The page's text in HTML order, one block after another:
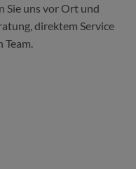
Sie uns vor Ort und
direktem Service